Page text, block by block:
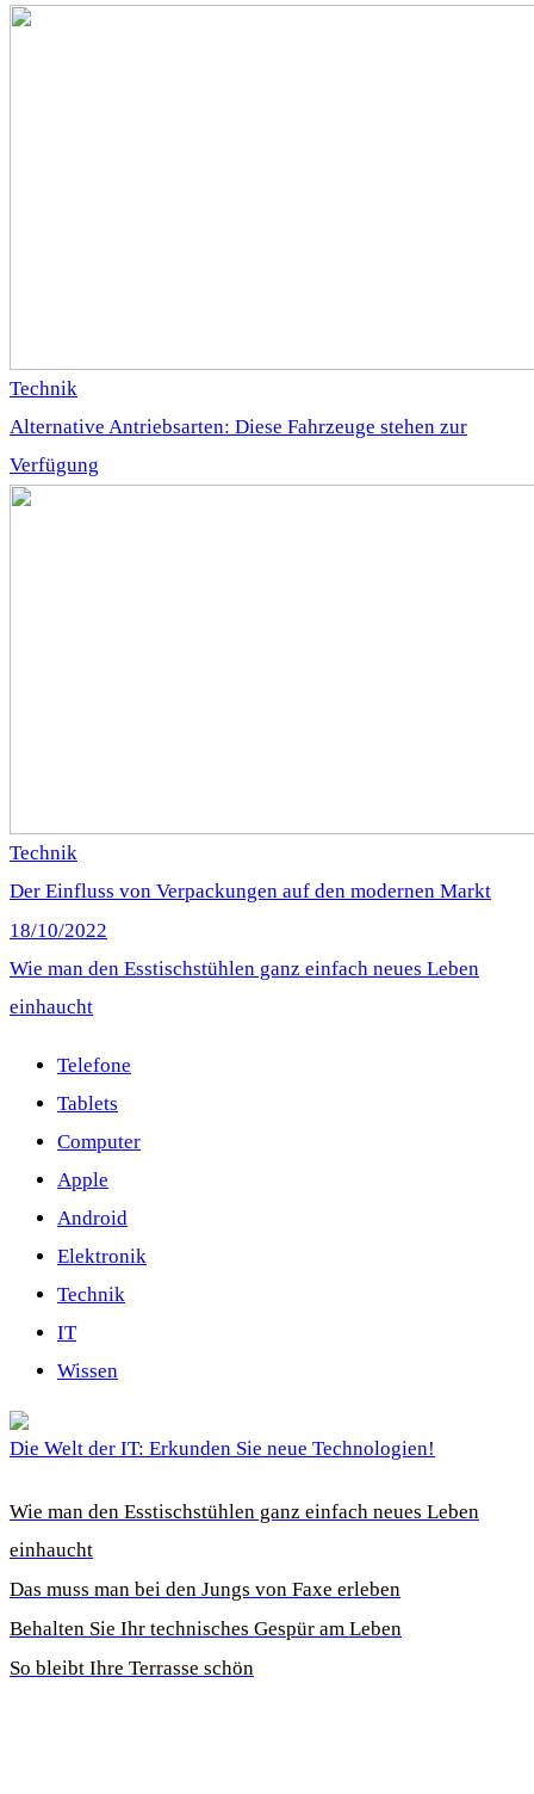
Technik
Alternative Antriebsarten: Diese Fahrzeuge stehen zur
Verfügung
Technik
Der Einfluss von Verpackungen auf den modernen Markt
18/10/2022
Wie man den Esstischstühlen ganz einfach neues Leben
einhaucht
Telefone
Tablets
Computer
Apple
Android
Elektronik
Technik
IT
Wissen
Die Welt der IT: Erkunden Sie neue Technologien!
Wie man den Esstischstühlen ganz einfach neues Leben
einhaucht
Das muss man bei den Jungs von Faxe erleben
Behalten Sie Ihr technisches Gespür am Leben
So bleibt Ihre Terrasse schön